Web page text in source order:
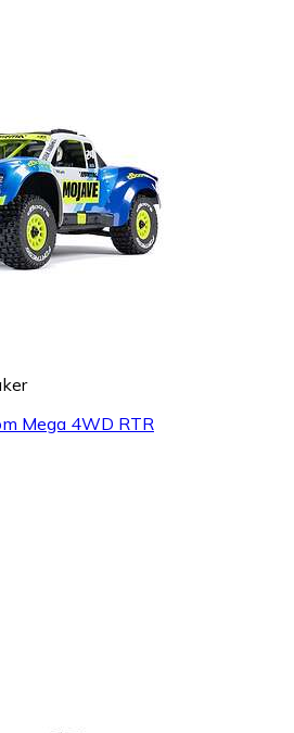
Mega 4WD RTR